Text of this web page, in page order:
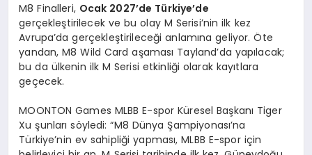
M8 Finalleri, Ocak 2027’de Türkiye’de
gerçekleştirilecek ve bu olay M Serisi’nin ilk kez
Avrupa’da gerçekleştirileceği anlamına geliyor. Öte
yandan, M8 Wild Card aşaması Tayland’da yapılacak;
bu da ülkenin ilk M Serisi etkinliği olarak kayıtlara
geçecek.
MOONTON Games MLBB E-spor Küresel Başkanı Tiger
Xu şunları söyledi: “M8 Dünya Şampiyonası’na
Türkiye’nin ev sahipliği yapması, MLBB E-spor için